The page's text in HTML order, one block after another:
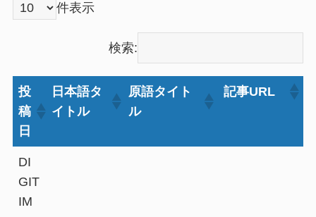
件表示
検索:
投
稿
日
日本語タ
イトル
原語タイト
ル
記事URL
DI
GIT
IM